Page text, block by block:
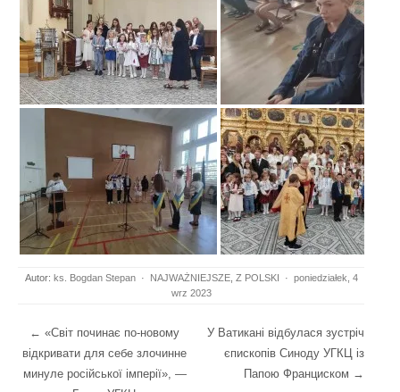
Autor: ks. Bogdan Stepan · NAJWAŻNIEJSZE, Z POLSKI · poniedziałek, 4
wrz 2023
Post navigation
← «Світ починає по-новому
відкривати для себе злочинне
минуле російської імперії», —
У Ватикані відбулася зустріч
єпископів Синоду УГКЦ із
Папою Франциском →